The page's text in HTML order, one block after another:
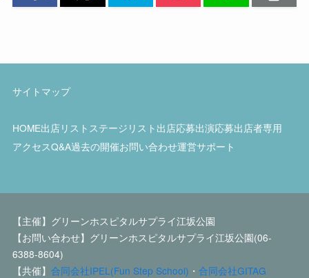
サイトマップ
HOME出店リスト ステージリスト 出店応募出演応募出店者専用
アクセスQ&A過去の開催お問い合わせ運営サポート
【主催】グリーンホスピタルサプライ江坂公園
【お問い合わせ】グリーンホスピタルサプライ江坂公園(06-
6388-8604)
【共催】 合同会社IPEL(Fun Step School) ・ 合同会社GITAG